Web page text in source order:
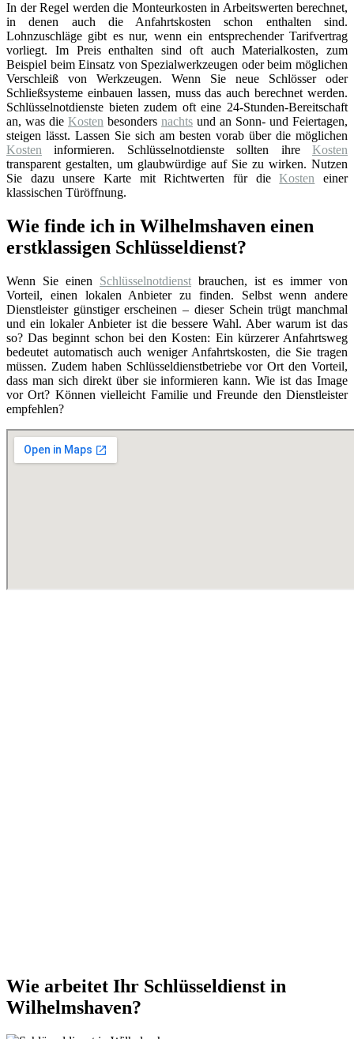
In der Regel werden die Monteurkosten in Arbeitswerten berechnet,
in denen auch die Anfahrtskosten schon enthalten sind.
Lohnzuschläge gibt es nur, wenn ein entsprechender Tarifvertrag
vorliegt. Im Preis enthalten sind oft auch Materialkosten, zum
Beispiel beim Einsatz von Spezialwerkzeugen oder beim möglichen
Verschleiß von Werkzeugen. Wenn Sie neue Schlösser oder
Schließsysteme einbauen lassen, muss das auch berechnet werden.
Schlüsselnotdienste bieten zudem oft eine 24-Stunden-Bereitschaft
an, was die Kosten besonders nachts und an Sonn- und Feiertagen,
steigen lässt. Lassen Sie sich am besten vorab über die möglichen
Kosten informieren. Schlüsselnotdienste sollten ihre Kosten
transparent gestalten, um glaubwürdige auf Sie zu wirken. Nutzen
Sie dazu unsere Karte mit Richtwerten für dieKosten einer
klassischen Türöffnung.
Wie finde ich in Wilhelmshaven einen
erstklassigen Schlüsseldienst?
Wenn Sie einen Schlüsselnotdienst brauchen, ist es immer von
Vorteil, einen lokalen Anbieter zu finden. Selbst wenn andere
Dienstleister günstiger erscheinen – dieser Schein trügt manchmal
und ein lokaler Anbieter ist die bessere Wahl. Aber warum ist das
so? Das beginnt schon bei den Kosten: Ein kürzerer Anfahrtsweg
bedeutet automatisch auch weniger Anfahrtskosten, die Sie tragen
müssen. Zudem haben Schlüsseldienstbetriebe vor Ort den Vorteil,
dass man sich direkt über sie informieren kann. Wie ist das Image
vor Ort? Können vielleicht Familie und Freunde den Dienstleister
empfehlen?
Wie arbeitet Ihr Schlüsseldienst in
Wilhelmshaven?